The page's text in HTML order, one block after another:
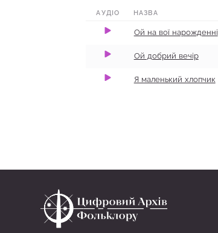
АУДІО НАЗВА
Ой на вої нарожденні
Ой добрий вечір
Я маленький хлопчик